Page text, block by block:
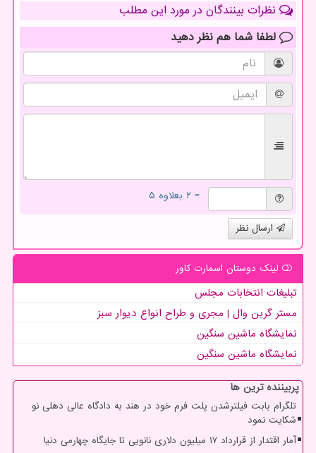
نظرات بینندگان در مورد این مطلب
لطفا شما هم نظر دهید
= ۲ بعلاوه ۵
ارسال نظر
لینک دوستان اسمارت كاور
تبلیغات انتخابات مجلس
مستر گرین وال | مجری و طراح انواع دیوار سبز
نمایشگاه ماشین سنگین
نمایشگاه ماشین سنگین
پربیننده ترین ها
تلگرام بابت فیلترشدن پلت فرم خود در هند به دادگاه عالی دهلی نو
شکایت نمود
آمار اقتدار از قرارداد ۱۷ میلیون دلاری نانویی تا جایگاه چهارمی دنیا